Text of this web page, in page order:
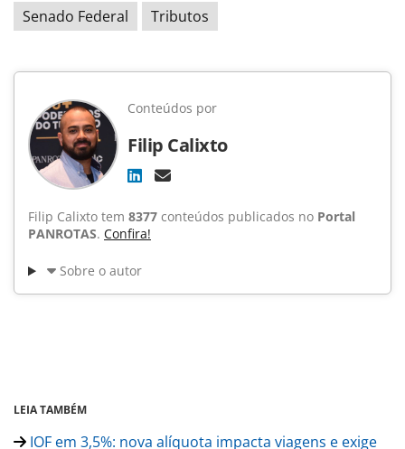
Senado Federal
Tributos
Conteúdos por
Filip Calixto
Filip Calixto tem 8377 conteúdos publicados no Portal
PANROTAS. Confira!
Sobre o autor
LEIA TAMBÉM
IOF em 3,5%: nova alíquota impacta viagens e exige